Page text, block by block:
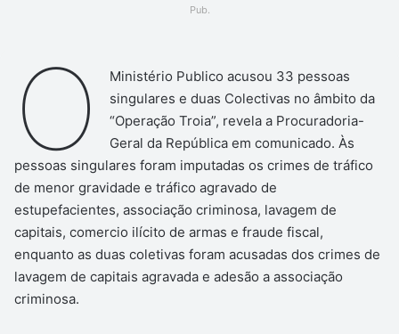
Pub.
O
Ministério Publico acusou 33 pessoas
singulares e duas Colectivas no âmbito da
“Operação Troia”, revela a Procuradoria-
Geral da República em comunicado. Às
pessoas singulares foram imputadas os crimes de tráfico
de menor gravidade e tráfico agravado de
estupefacientes, associação criminosa, lavagem de
capitais, comercio ilícito de armas e fraude fiscal,
enquanto as duas coletivas foram acusadas dos crimes de
lavagem de capitais agravada e adesão a associação
criminosa.